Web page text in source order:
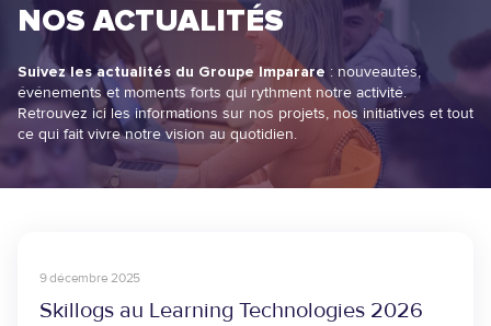
ÉCOLES
FORMATIONS
BAC+2 - BTS
BAC+3 - BACHELOR
BAC+5 - MBA
BAC+8 - DBA
CERTIFICATIONS
NOS ACTUALITÉS
Suivez les actualités du Groupe Imparare : nouveautés,
événements et moments forts qui rythment notre activité.
Retrouvez ici les informations sur nos projets, nos initiatives et tout
ce qui fait vivre notre vision au quotidien.
9 décembre 2025
Skillogs au Learning Technologies 2026